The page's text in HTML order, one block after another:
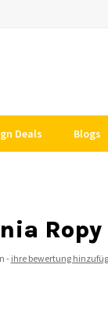
Deals Blogs
- ihre bewertung